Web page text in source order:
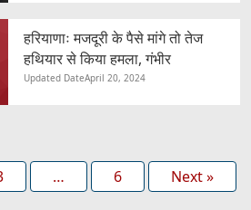
हरियाणाः मजदूरी के पैसे मांगे तो तेज
हथियार से किया हमला, गंभीर
Updated DateApril 20, 2024
… 6 Next »